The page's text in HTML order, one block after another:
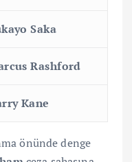
Saka
Rashford
Kane
önünde denge